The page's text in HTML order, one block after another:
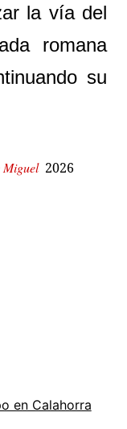
la vía del
romana
su
Miguel2026
en Calahorra